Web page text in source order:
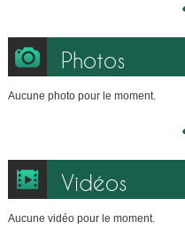
Photos
Aucune photo pour le moment.
Vidéos
Aucune vidéo pour le moment.